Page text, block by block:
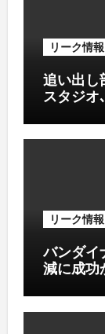
リーク情報
追い出し
スタジオ
リーク情報
バンダイ
減に成功